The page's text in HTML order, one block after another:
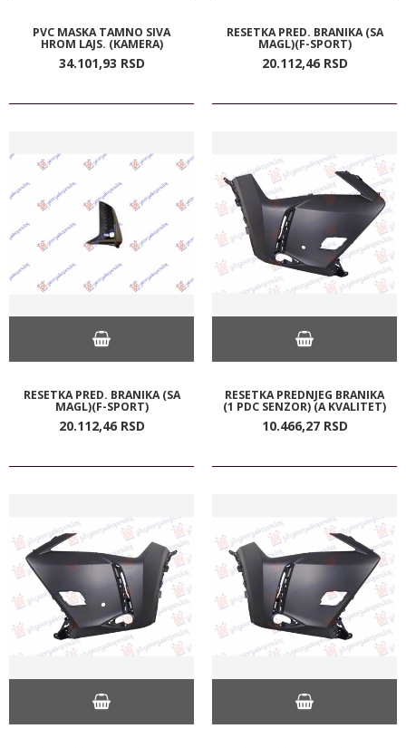
PVC MASKA TAMNO SIVA
HROM LAJS. (KAMERA)
34.101,93 RSD
RESETKA PRED. BRANIKA (SA
MAGL)(F-SPORT)
20.112,46 RSD
RESETKA PRED. BRANIKA (SA
MAGL)(F-SPORT)
20.112,46 RSD
RESETKA PREDNJEG BRANIKA
(1 PDC SENZOR) (A KVALITET)
10.466,27 RSD